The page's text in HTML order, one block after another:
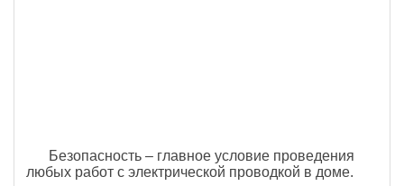
Безопасность – главное условие проведения
любых работ с электрической проводкой в доме.